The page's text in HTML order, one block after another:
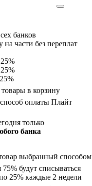
банков
на части без переплат
25%
25%
25%
в корзину
оплаты Плайт
только
банка
выбранный способом
будут списываться
25% каждые 2 недели